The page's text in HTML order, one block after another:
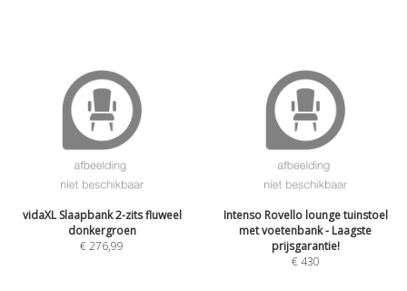
vidaXL Slaapbank 2-zits fluweel
donkergroen
€276,99
Intenso Rovello lounge tuinstoel
met voetenbank - Laagste
prijsgarantie!
€430